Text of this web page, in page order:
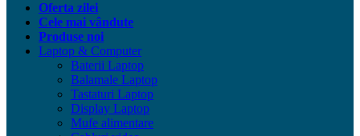
Oferta zilei
Cele mai vândute
Produse noi
Laptop & Computer
Baterii Laptop
Balamale Laptop
Tastaturi Laptop
Display Laptop
Mufe alimentare